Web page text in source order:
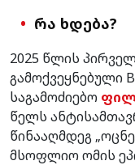
რა ხდება?
2025 წლის
გამოქვეყნებული
საგამოძიებო
წელს
წინააღმდეგ
მსოფლიო ომის